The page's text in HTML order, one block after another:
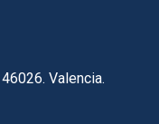
Valencia.